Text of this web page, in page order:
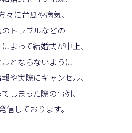
々に台風や病気、
のトラブルなどの
よって結婚式が中止、
とならないように
や実際にキャンセル、
しまった際の事例、
信しております。